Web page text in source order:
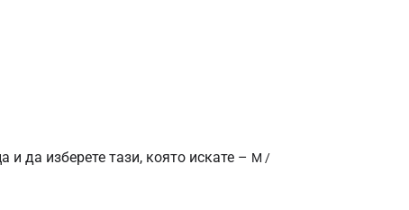
да изберете тази, която искате – M /